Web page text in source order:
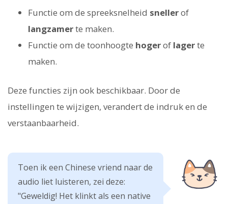
Functie om de spreeksnelheid snellerof
langzamerte maken.
Functie om de toonhoogte hogerof lagerte
maken.
Deze functies zijn ook beschikbaar. Door de
instellingen te wijzigen, verandert de indruk en de
verstaanbaarheid.
Toen ik een Chinese vriend naar de
audio liet luisteren, zei deze:
"Geweldig! Het klinkt als een native